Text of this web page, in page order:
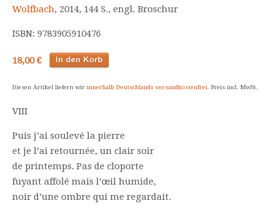
Wolfbach, 2014, 144 S., engl. Broschur
ISBN: 9783905910476
18,00 €
Diesen Artikel liefern wir innerhalb Deutschlands versandkostenfrei. Preis incl. MwSt.
VIII
Puis j’ai soulevé la pierre
et je l’ai retournée, un clair soir
de printemps. Pas de cloporte
fuyant affolé mais l’œil humide,
noir d’une ombre qui me regardait.